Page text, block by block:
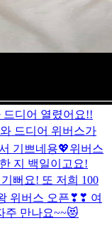
드디어 열렸어요!!
드디어 위버스가
기쁘네용💖위버스
지 백일이고요!
뻐요! 또 저희 100
위버스 오픈❣❣ 여
주 만나요~~😻